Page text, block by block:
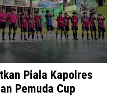
Piala Kapolres
Pemuda Cup